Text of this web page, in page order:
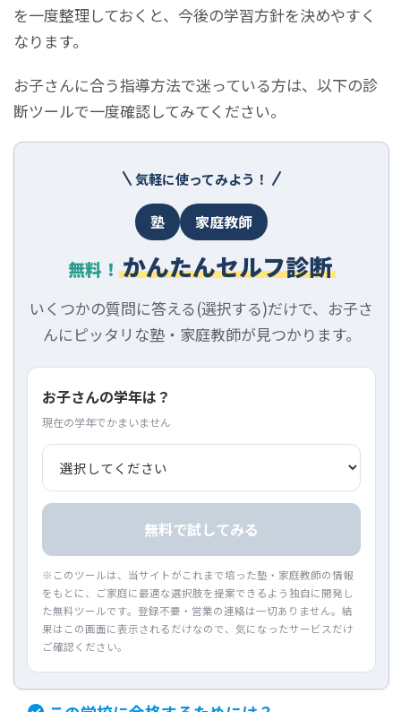
を一度整理しておくと、今後の学習方針を決めやすく
なります。
お子さんに合う指導方法で迷っている方は、以下の診
断ツールで一度確認してみてください。
気軽に使ってみよう！
塾 家庭教師
無料！ かんたんセルフ診断
いくつかの質問に答える(選択する)だけで、お子さ
んにピッタリな塾・家庭教師が見つかります。
お子さんの学年は？
現在の学年でかまいません
無料で試してみる
※このツールは、当サイトがこれまで培った塾・家庭教師の情報
をもとに、ご家庭に最適な選択肢を提案できるよう独自に開発し
た無料ツールです。登録不要・営業の連絡は一切ありません。結
果はこの画面に表示されるだけなので、気になったサービスだけ
ご確認ください。